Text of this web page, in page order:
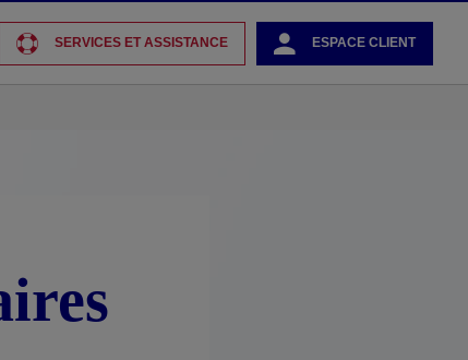
SERVICES ET ASSISTANCE ESPACE CLIENT